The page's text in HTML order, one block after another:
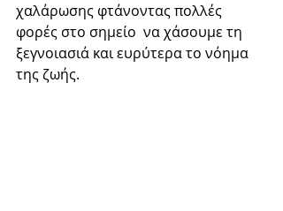
χαλάρωσης φτάνοντας πολλές
φορές στο σημείο  να χάσουμε τη
ξεγνοιασιά και ευρύτερα το νόημα
της ζωής.